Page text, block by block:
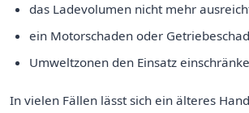
das Ladevolumen nicht mehr
ein Motorschaden oder
Umweltzonen den Einsatz
In vielen Fällen lässt sich ein älteres